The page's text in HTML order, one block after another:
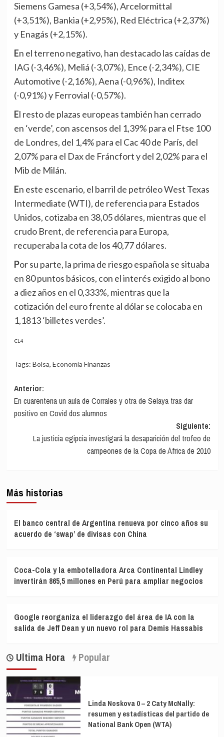
Siemens Gamesa (+3,54%), Arcelormittal
(+3,51%), Bankia (+2,95%), Red Eléctrica (+2,37%)
y Enagás (+2,15%).
En el terreno negativo, han destacado las caídas de
IAG (-3,46%), Meliá (-3,07%), Ence (-2,34%), CIE
Automotive (-2,16%), Aena (-0,96%), Inditex
(-0,91%) y Ferrovial (-0,57%).
El resto de plazas europeas también han cerrado
en ‘verde’, con ascensos del 1,39% para el Ftse 100
de Londres, del 1,4% para el Cac 40 de París, del
2,07% para el Dax de Fráncfort y del 2,02% para el
Mib de Milán.
En este escenario, el barril de petróleo West Texas
Intermediate (WTI), de referencia para Estados
Unidos, cotizaba en 38,05 dólares, mientras que el
crudo Brent, de referencia para Europa,
recuperaba la cota de los 40,77 dólares.
Por su parte, la prima de riesgo española se situaba
en 80 puntos básicos, con el interés exigido al bono
a diez años en el 0,333%, mientras que la
cotización del euro frente al dólar se colocaba en
1,1813 ‘billetes verdes’.
CL4
Tags: Bolsa, Economía Finanzas
Navegación
de
entradas
Anterior:
En cuarentena un aula de Corrales y otra de Selaya tras dar
positivo en Covid dos alumnos
Siguiente:
La justicia egipcia investigará la desaparición del trofeo de
campeones de la Copa de África de 2010
Más historias
El banco central de Argentina renueva por cinco años su
acuerdo de ‘swap’ de divisas con China
Coca-Cola y la embotelladora Arca Continental Lindley
invertirán 865,5 millones en Perú para ampliar negocios
Google reorganiza el liderazgo del área de IA con la
salida de Jeff Dean y un nuevo rol para Demis Hassabis
Ultima Hora Popular
Linda Noskova 0 – 2 Caty McNally:
resumen y estadísticas del partido de
National Bank Open (WTA)